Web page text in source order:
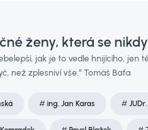
ženy, která se
jak je to vedle hnijícího, jen
než zplesniví vše.“ Tomáš Baťa
ing. Jan Karas